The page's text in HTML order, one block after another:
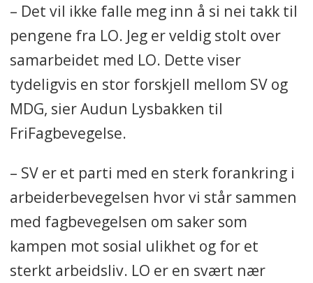
– Det vil ikke falle meg inn å si nei takk til
pengene fra LO. Jeg er veldig stolt over
samarbeidet med LO. Dette viser
tydeligvis en stor forskjell mellom SV og
MDG, sier Audun Lysbakken til
FriFagbevegelse.
– SV er et parti med en sterk forankring i
arbeiderbevegelsen hvor vi står sammen
med fagbevegelsen om saker som
kampen mot sosial ulikhet og for et
sterkt arbeidsliv. LO er en svært nær